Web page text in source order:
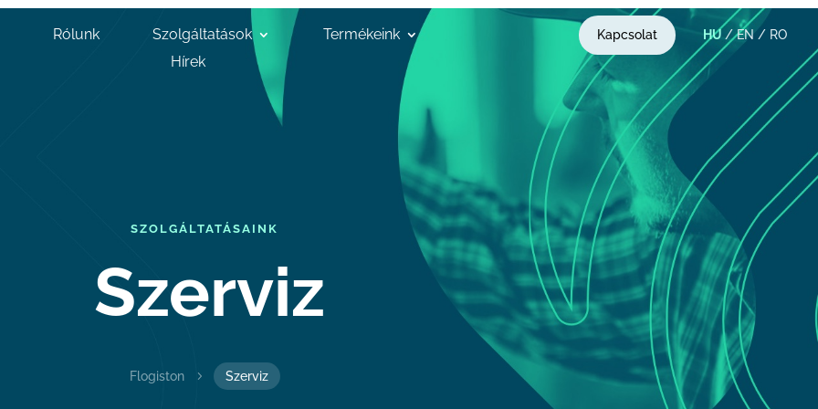
Rólunk Szolgáltatások
Termékeink
Hírek
Kapcsolat HU /EN/ RO
SZOLGÁLTATÁSAINK
Szerviz
Flogiston 5 Szerviz